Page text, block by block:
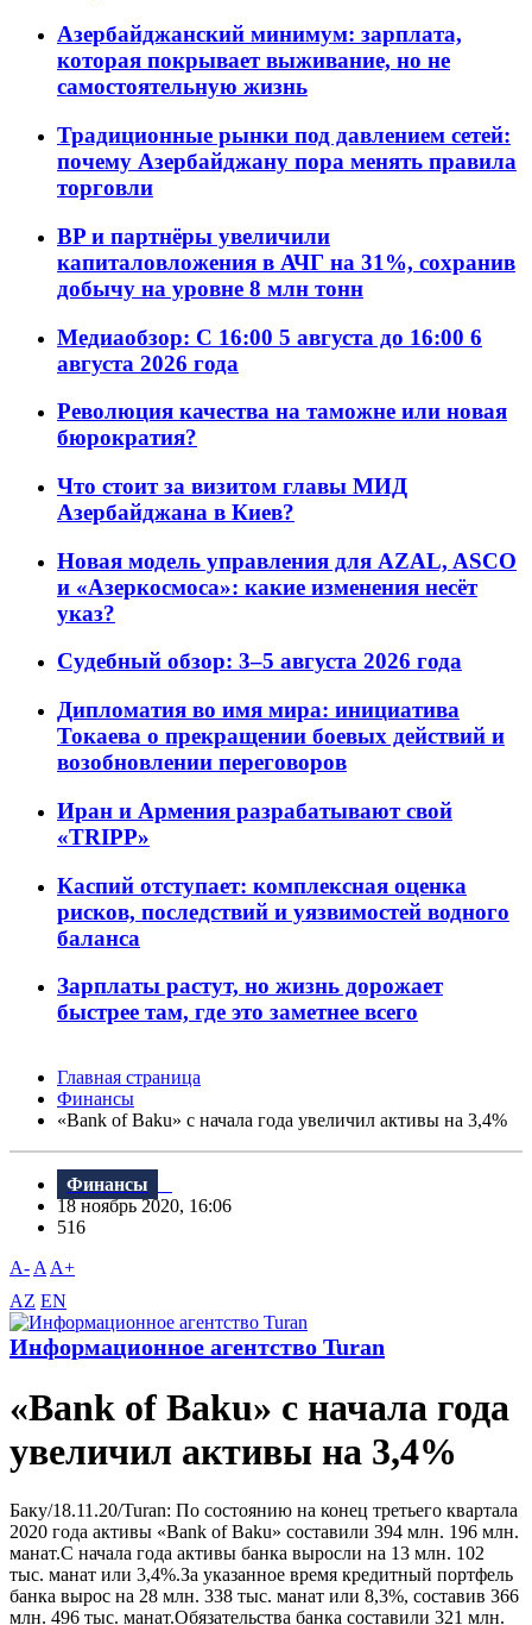
Азербайджанский минимум: зарплата,
которая покрывает выживание, но не
самостоятельную жизнь
Традиционные рынки под давлением сетей:
почему Азербайджану пора менять правила
торговли
BP и партнёры увеличили
капиталовложения в АЧГ на 31%, сохранив
добычу на уровне 8 млн тонн
Медиаобзор: С 16:00 5 августа до 16:00 6
августа 2026 года
Революция качества на таможне или новая
бюрократия?
Что стоит за визитом главы МИД
Азербайджана в Киев?
Новая модель управления для AZAL, ASCO
и «Азеркосмоса»: какие изменения несёт
указ?
Судебный обзор: 3–5 августа 2026 года
Дипломатия во имя мира: инициатива
Токаева о прекращении боевых действий и
возобновлении переговоров
Иран и Армения разрабатывают свой
«TRIPP»
Каспий отступает: комплексная оценка
рисков, последствий и уязвимостей водного
баланса
Зарплаты растут, но жизнь дорожает
быстрее там, где это заметнее всего
Главная страница
Финансы
«Bank of Baku» с начала года увеличил активы на 3,4%
Финансы
18 ноябрь 2020, 16:06
516
A- A A+
AZ EN
Информационное агентство Turan
«Bank of Baku» с начала года
увеличил активы на 3,4%
Баку/18.11.20/Turan: По состоянию на конец третьего квартала
2020 года активы «Bank of Baku» составили 394 млн. 196 млн.
манат.С начала года активы банка выросли на 13 млн. 102
тыс. манат или 3,4%.За указанное время кредитный портфель
банка вырос на 28 млн. 338 тыс. манат или 8,3%, составив 366
млн. 496 тыс. манат.Обязательства банка составили 321 млн.